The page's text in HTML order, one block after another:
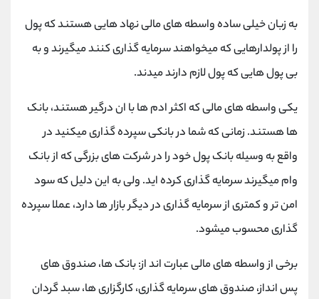
به زبان خیلی ساده واسطه های مالی نهاد هایی هستند که پول
را از پولدارهایی که میخواهند سرمایه گذاری کنند میگیرند و به
بی پول هایی که پول لازم دارند میدند.
یکی واسطه های مالی که اکثر ادم ها با ان درگیر هستند، بانک
ها هستند. زمانی که شما در بانکی سپرده گذاری میکنید در
واقع به وسیله بانک پول خود را در شرکت های بزرگی که از بانک
وام میگیرند سرمایه گذاری کرده اید. ولی به این دلیل که سود
امن تر و کمتری از سرمایه گذاری در دیگر بازار ها دارد، عملا سپرده
گذاری محسوب میشود.
برخی از واسطه های مالی عبارت اند از: بانک ها، صندوق های
پس انداز، صندوق های سرمایه گذاری، کارگزاری ها، سبد گردان
کانال بله @alirezamehrabi_official